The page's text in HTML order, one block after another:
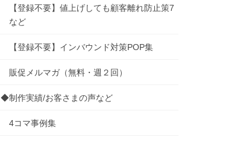
【登録不要】値上げしても顧客離れ防止策7
など
【登録不要】インバウンド対策POP集
販促メルマガ（無料・週２回）
◆制作実績/お客さまの声など
4コマ事例集